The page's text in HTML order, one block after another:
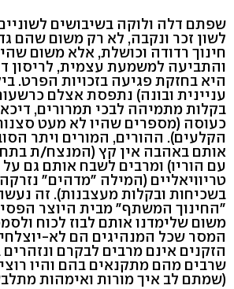
שפתם דלה ולוקה בשיבושים
לשון זכר ונקבה, לא רק משום שהם
חינוך רדודה וכושלת, אלא משום
והתביעה למשמעת עצמית, לריסון
היא בחזקת פגיעה בזכויות הפרט.
עניינית ובונה) נתפסת אצלם
בקלות מתמיהה לבכי תמרורים,
כעוסה (מספרים שהיו לא מעט
הקלעים). ההורים, המורים ויתר
אותם באהבה אין קץ (המנצח/ת
עם הוריו) ומרבים לשבח אותם גם
טריוויאליים (המילה "מדהים"
בשכיחות ובקלות מעצבנות). זה
"החינוך המשתף" מבית היוצר
משום שלימדנו אותם לבוז לכוח
המסר שכל המנהיגים הם לא-
הזקנים אינם מרבים לבקרם
שרבים מהם מתקנאים בהם והיו
(שמתם לב איך מורות ואימהות